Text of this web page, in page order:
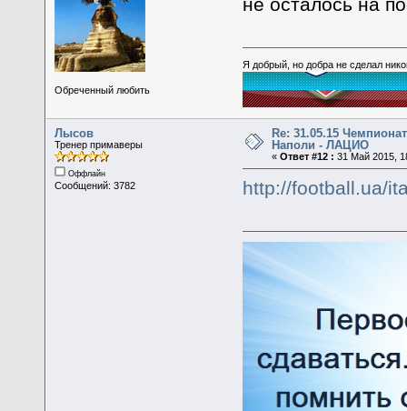
Обреченный любить
Я добрый, но добра не сделал
Лысов
Тренер примаверы
Оффлайн
Сообщений: 3782
Re: 31.05.15
Наполи - ЛАЦИО
«Ответ #12 : 31 Май 2015,
http://football.ua/